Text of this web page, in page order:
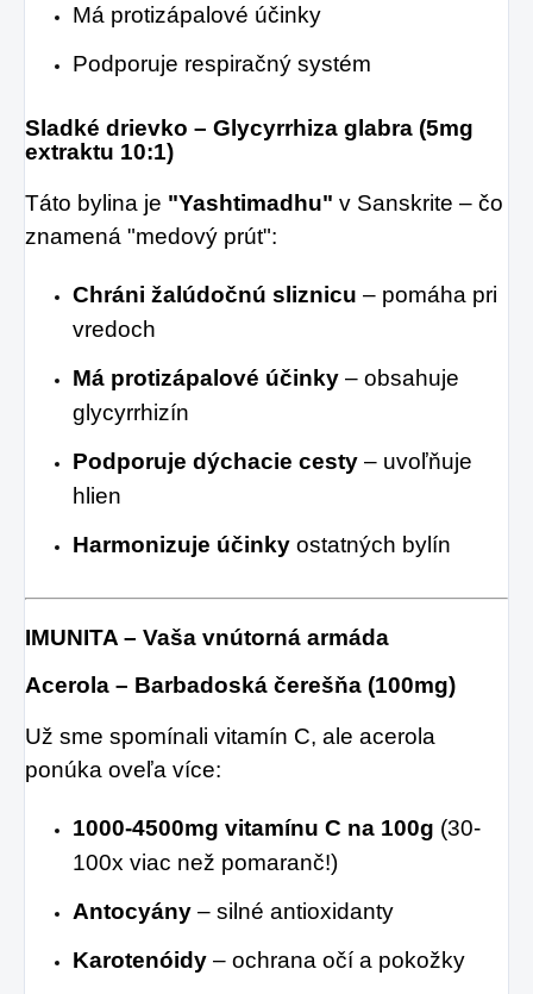
Má protizápalové účinky
Podporuje respiračný systém
Sladké drievko – Glycyrrhiza glabra (5mg
extraktu 10:1)
Táto bylina je "Yashtimadhu" v Sanskrite – čo
znamená "medový prút":
Chráni žalúdočnú sliznicu – pomáha pri
vredoch
Má protizápalové účinky – obsahuje
glycyrrhizín
Podporuje dýchacie cesty – uvoľňuje
hlien
Harmonizuje účinky ostatných bylín
IMUNITA – Vaša vnútorná armáda
Acerola – Barbadoská čerešňa (100mg)
Už sme spomínali vitamín C, ale acerola
ponúka oveľa více:
1000-4500mg vitamínu C na 100g (30-
100x viac než pomaranč!)
Antocyány – silné antioxidanty
Karotenóidy – ochrana očí a pokožky